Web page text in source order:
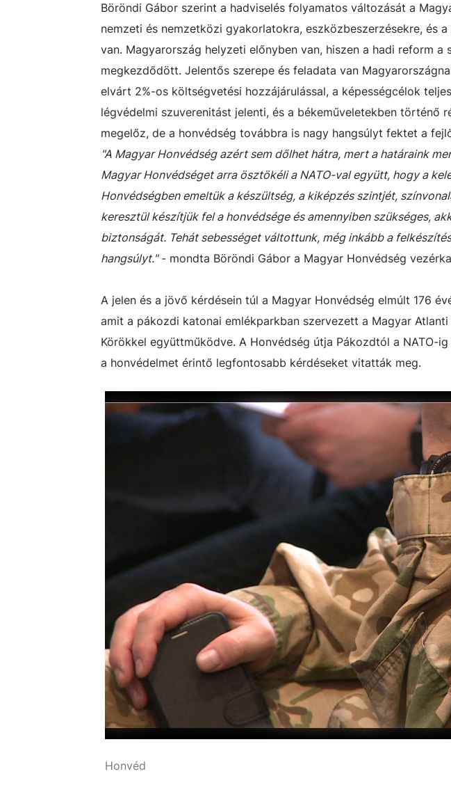
Böröndi Gábor szerint a hadviselés folyamatos változását a
nemzeti és nemzetközi gyakorlatokra, eszközbeszerzésekre, és
van. Magyarország helyzeti előnyben van, hiszen a hadi reform
megkezdődött. Jelentős szerepe és feladata van
elvárt 2%-os költségvetési hozzájárulással, a képességcélok
légvédelmi szuverenitást jelenti, és a békeműveletekben történő
megelőz, de a honvédség továbbra is nagy hangsúlyt fektet a
"A Magyar Honvédség azért sem dőlhet hátra, mert a határaink
Magyar Honvédséget arra ösztökéli a NATO-val együtt, hogy a
Honvédségben emeltük a készültség, a kiképzés szintjét,
keresztül készítjük fel a honvédsége és amennyiben szükséges,
biztonságát. Tehát sebességet váltottunk, még inkább a
hangsúlyt."- mondta Böröndi Gábor a Magyar Honvédség
A jelen és a jövő kérdésein túl a Magyar Honvédség elmúlt 176
amit a pákozdi katonai emlékparkban szervezett a Magyar Atlanti
Körökkel együttműködve. A Honvédség útja Pákozdtól a NATO-
a honvédelmet érintő legfontosabb kérdéseket vitatták meg.
Honvéd